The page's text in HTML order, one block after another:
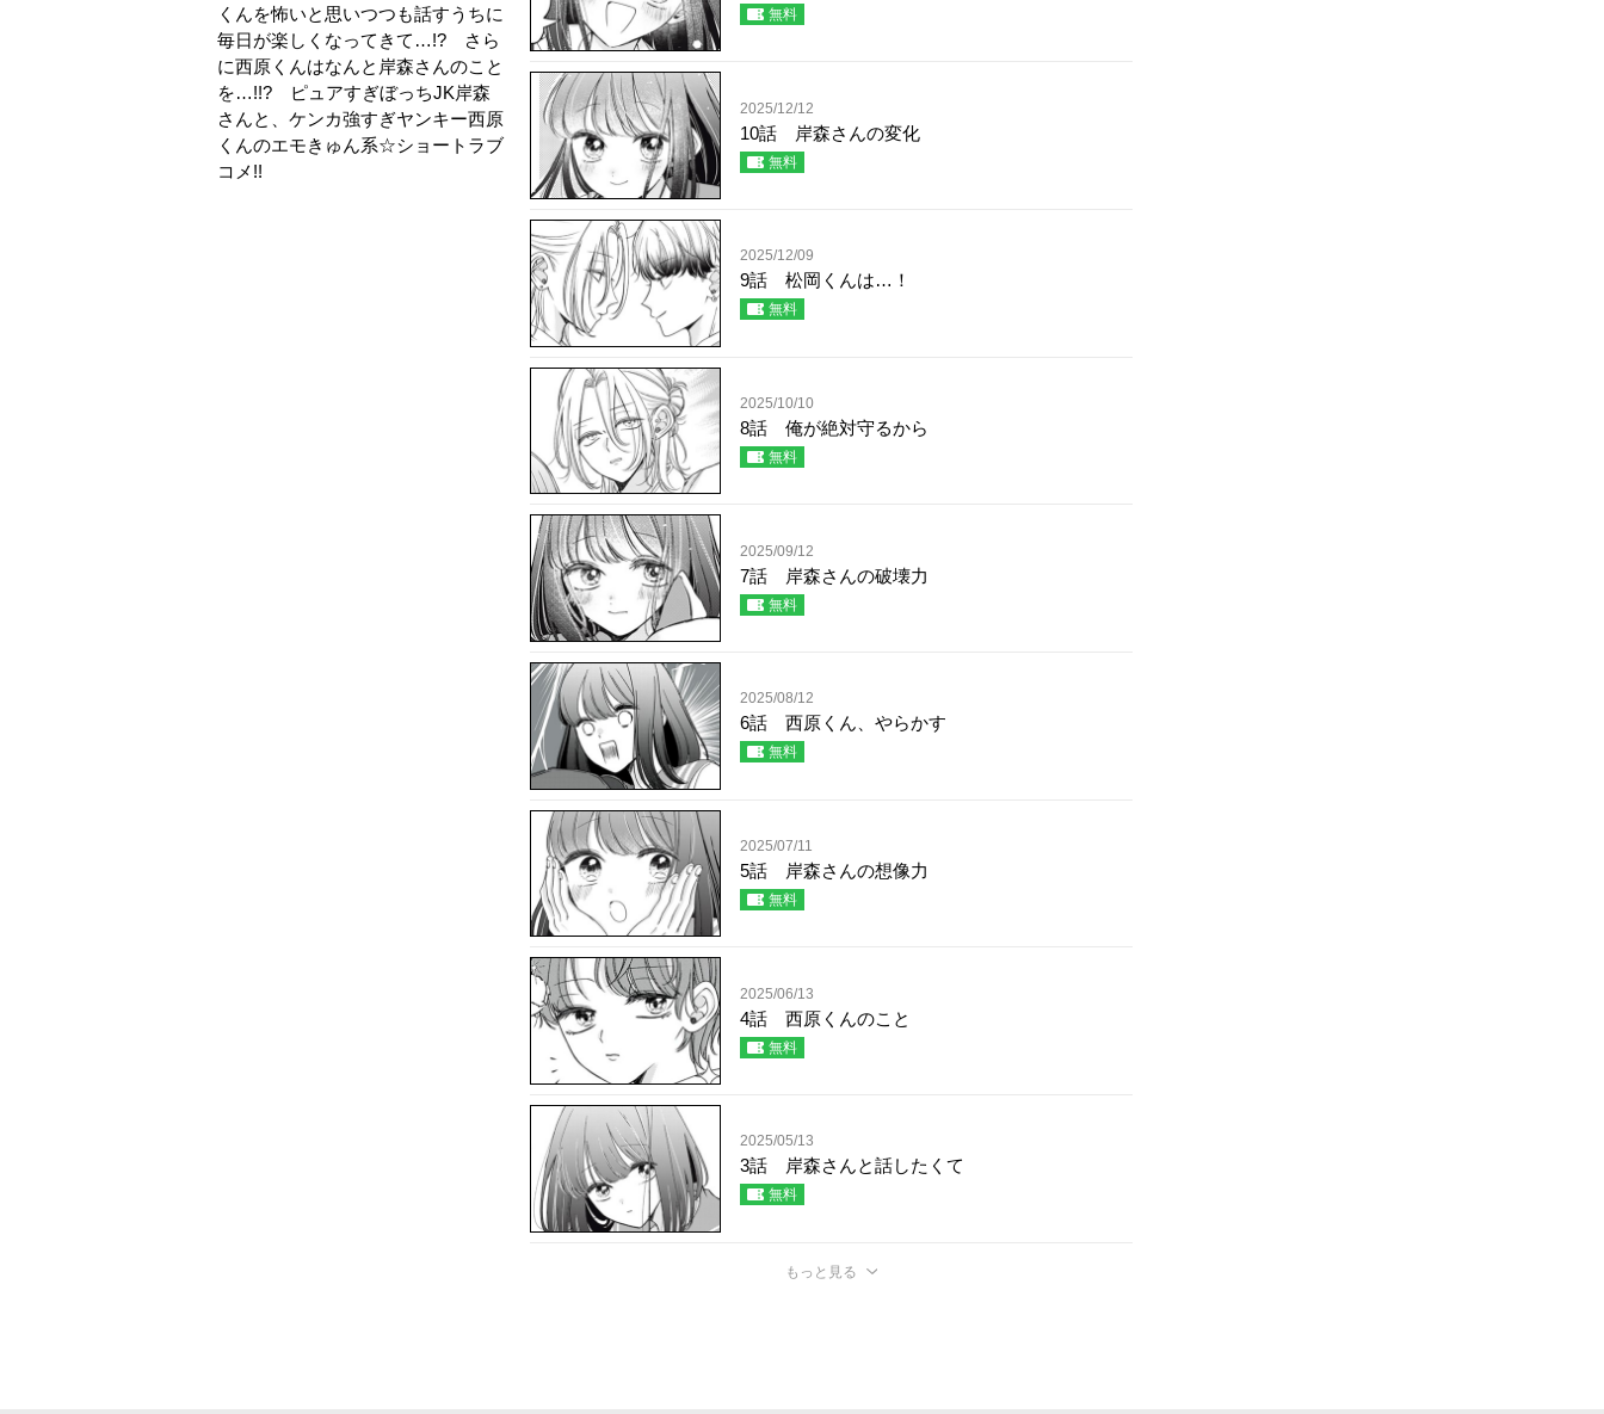
くんを怖いと思いつつも話すうちに
毎日が楽しくなってきて…!? さら
に西原くんはなんと岸森さんのこと
を…!!? ピュアすぎぼっちJK岸森
さんと、ケンカ強すぎヤンキー西原
くんのエモきゅん系☆ショートラブ
コメ!!
無料
2025/12/12
10話 岸森さんの変化
無料
2025/12/09
9話 松岡くんは…！
無料
2025/10/10
8話 俺が絶対守るから
無料
2025/09/12
7話 岸森さんの破壊力
無料
2025/08/12
6話 西原くん、やらかす
無料
2025/07/11
5話 岸森さんの想像力
無料
2025/06/13
4話 西原くんのこと
無料
2025/05/13
3話 岸森さんと話したくて
無料
もっと見る